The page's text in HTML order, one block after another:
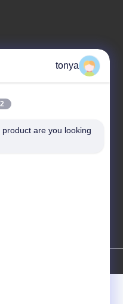
tonya
are you looking